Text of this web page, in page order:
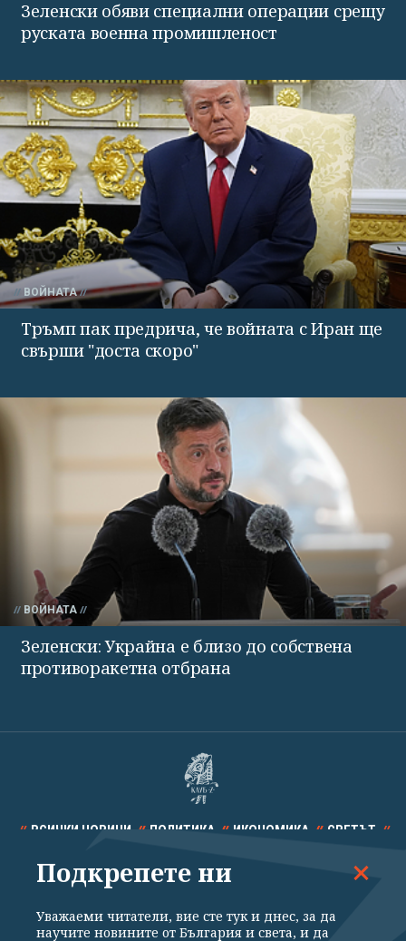
Зеленски обяви специални операции срещу
руската военна промишленост
ВОЙНАТА
Тръмп пак предрича, че войната с Иран ще
свърши "доста скоро"
ВОЙНАТА
Зеленски: Украйна е близо до собствена
противоракетна отбрана
ВСИЧКИ НОВИНИ ПОЛИТИКА ИКОНОМИКА СВЕТЪТ
СПОРТ КУЛТУРА ТЕХНОЛОГИИ КАЛЕЙДОСКОП
Подкрепете ни
Уважаеми читатели, вие сте тук и днес, за да
научите новините от България и света, и да